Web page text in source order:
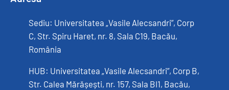
Sediu: Universitatea „Vasile Alecsandri”, Corp
C, Str. Spiru Haret, nr. 8, Sala C19, Bacău,
România
HUB: Universitatea „Vasile Alecsandri”, Corp B,
Str. Calea Mărășești, nr. 157, Sala BI1, Bacău,